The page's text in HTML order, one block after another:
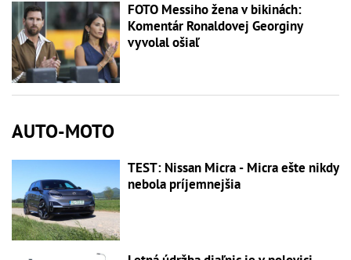
FOTO Messiho žena v bikinách:
Komentár Ronaldovej Georginy
vyvolal ošiaľ
AUTO-MOTO
TEST: Nissan Micra - Micra ešte nikdy
nebola príjemnejšia